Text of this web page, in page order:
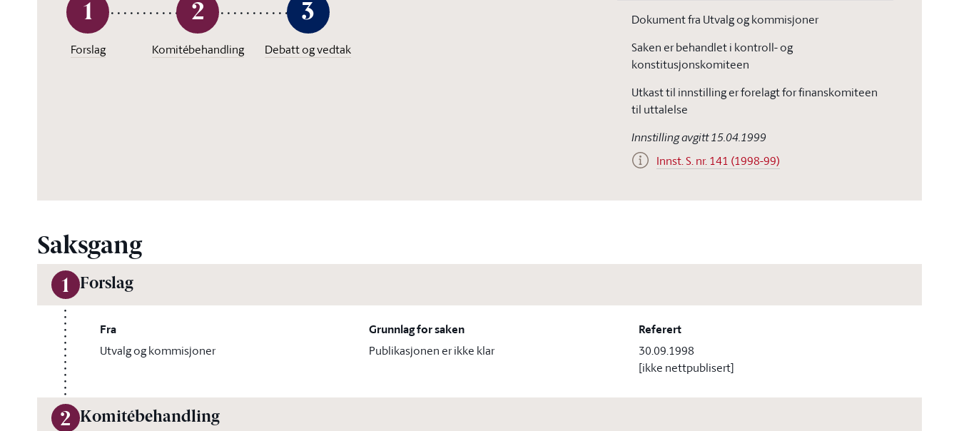
1
Forslag
2
Komitébehandling
3
Debatt og vedtak
Dokument fra Utvalg og kommisjoner
Saken er behandlet i kontroll- og
konstitusjonskomiteen
Utkast til innstilling er forelagt for finanskomiteen
til uttalelse
Innstilling avgitt 15.04.1999
Innst. S. nr. 141 (1998-99)
Saksgang
1 Forslag
Fra
Utvalg og kommisjoner
Grunnlag for saken
Publikasjonen er ikke klar
Referert
30.09.1998
[ikke nettpublisert]
2 Komitébehandling